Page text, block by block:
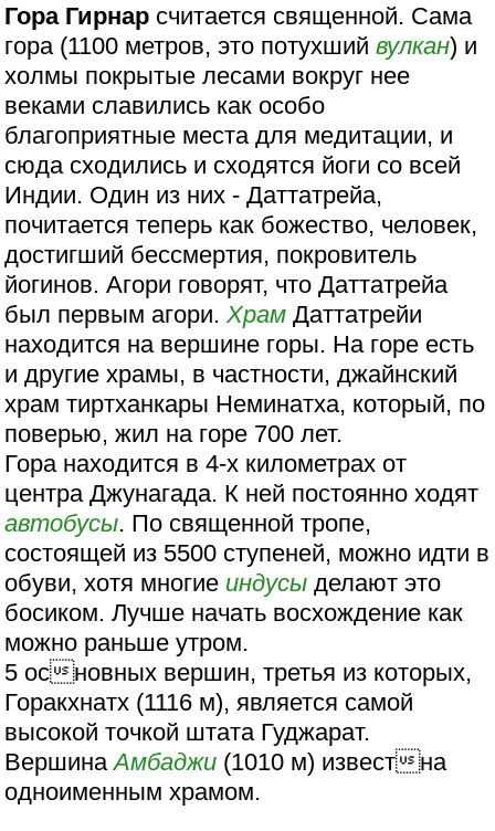
Гора Гирнар считается священной. Сама
гора (1100 метров, это потухшийвулкан) и
холмы покрытые лесами вокруг нее
веками славились как особо
благоприятные места для медитации, и
сюда сходились и сходятся йоги со всей
Индии. Один из них - Даттатрейа,
почитается теперь как божество, человек,
достигший бессмертия, покровитель
йогинов. Агори говорят, что Даттатрейа
был первым агори.Храм Даттатрейи
находится на вершине горы. На горе есть
и другие храмы, в частности, джайнский
храм тиртханкары Неминатха, который, по
поверью, жил на горе 700 лет.
Гора находится в 4-х километрах от
центра Джунагада. К ней постоянно ходят
автобусы. По священной тропе,
состоящей из 5500 ступеней, можно идти в
обуви, хотя многие индусы делают это
босиком. Лучше начать восхождение как
можно раньше утром.
5 основных вершин, третья из которых,
Горакхнатх (1116 м), является самой
высокой точкой штата Гуджарат.
ВершинаАмбаджи (1010 м) известна
одноименным храмом.